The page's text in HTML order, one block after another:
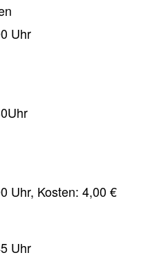
Uhr
Uhr, Kosten: 4,00 €
Uhr